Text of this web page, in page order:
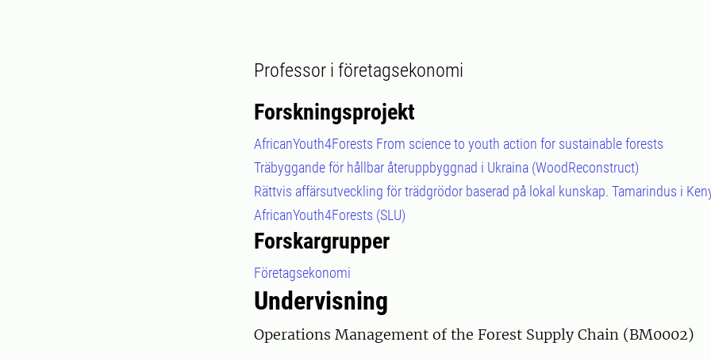
Professor i företagsekonomi
Forskningsprojekt
AfricanYouth4Forests From science to youth action for sustainable forests
Träbyggande för hållbar återuppbyggnad i Ukraina (WoodReconstruct)
Rättvis affärsutveckling för trädgrödor baserad på lokal kunskap. Tamarindus i
AfricanYouth4Forests (SLU)
Forskargrupper
Företagsekonomi
Undervisning
Operations Management of the Forest Supply Chain (BM0002)